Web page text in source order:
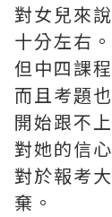
對女兒來
十分左右
但中四課
而且考題
開始跟不
對她的信
對於報考
棄。